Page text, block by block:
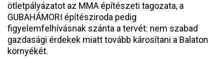
ötletpályázatot az MMA építészeti tagozata, a
GUBAHÁMORI építésziroda pedig
figyelemfelhívásnak szánta a tervét: nem szabad
gazdasági érdekek miatt tovább károsítani a Balaton
környékét.